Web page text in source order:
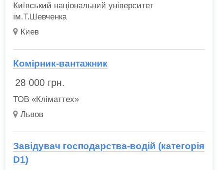
Київський національний університет
ім.Т.Шевченка
Киев
Комірник-вантажник
28 000 грн.
ТОВ «Кліматтех»
Львов
Завідувач господарства-водій (категорія
D1)